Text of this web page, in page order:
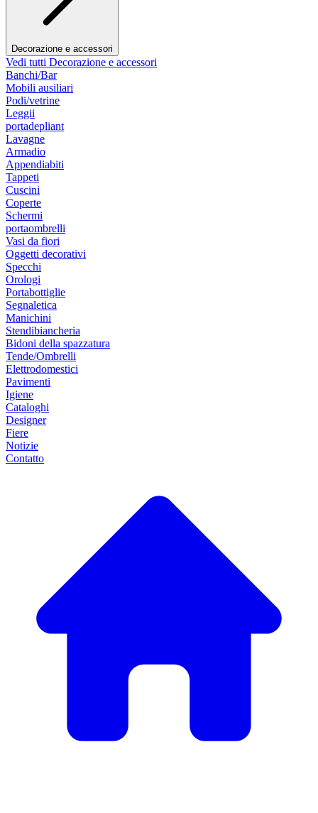
Decorazione e accessori
Vedi tutti Decorazione e accessori
Banchi/Bar
Mobili ausiliari
Podi/vetrine
Leggii
portadepliant
Lavagne
Armadio
Appendiabiti
Tappeti
Cuscini
Coperte
Schermi
portaombrelli
Vasi da fiori
Oggetti decorativi
Specchi
Orologi
Portabottiglie
Segnaletica
Manichini
Stendibiancheria
Bidoni della spazzatura
Tende/Ombrelli
Elettrodomestici
Pavimenti
Igiene
Cataloghi
Designer
Fiere
Notizie
Contatto